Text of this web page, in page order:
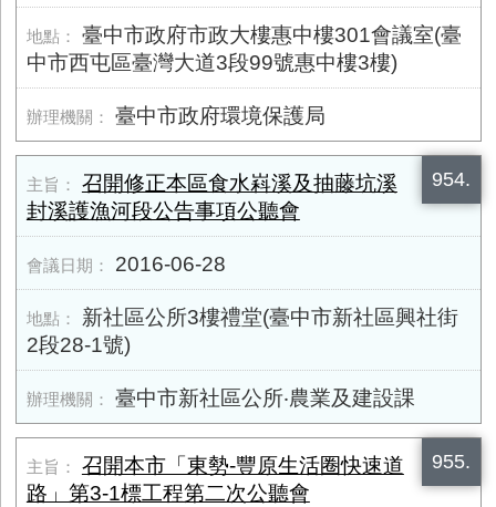
臺中市政府市政大樓惠中樓301會議室(臺
中市西屯區臺灣大道3段99號惠中樓3樓)
臺中市政府環境保護局
954.
召開修正本區食水嵙溪及抽藤坑溪
封溪護漁河段公告事項公聽會
2016-06-28
新社區公所3樓禮堂(臺中市新社區興社街
2段28-1號)
臺中市新社區公所‧農業及建設課
955.
召開本市「東勢-豐原生活圈快速道
路」第3-1標工程第二次公聽會